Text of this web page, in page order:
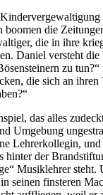
boomen die
die in ihre
Daniel versteht
zu tun?“
die sich an ihren
das alles
Umgebung
Lehrerkollegin,
hinter der
Musiklehrer steht.
seinen finsteren